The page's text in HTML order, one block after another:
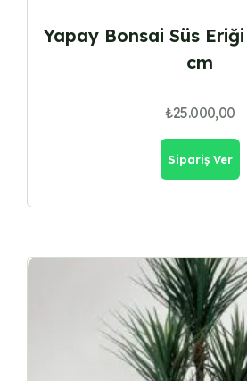
Yapay Bonsai Süs
cm
₺25.000,00
Sipariş Ver